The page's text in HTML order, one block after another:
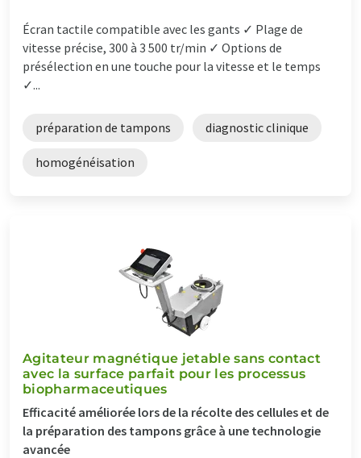
Écran tactile compatible avec les gants ✓ Plage de
vitesse précise, 300 à 3 500 tr/min ✓ Options de
présélection en une touche pour la vitesse et le temps
✓...
préparation de tampons diagnostic clinique
homogénéisation
Agitateur magnétique jetable sans contact
avec la surface parfait pour les processus
biopharmaceutiques
Efficacité améliorée lors de la récolte des cellules et de
la préparation des tampons grâce à une technologie
avancée